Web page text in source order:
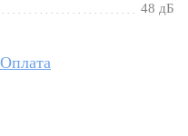
48 дБ
Оплата